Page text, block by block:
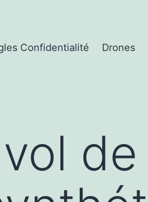
Confidentialité Drones